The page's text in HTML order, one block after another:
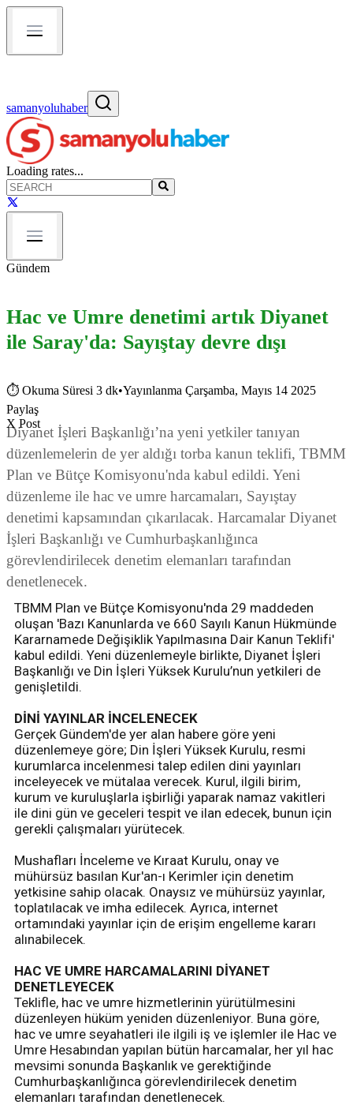
samanyoluhaber
Loading rates...
Gündem
Hac ve Umre denetimi artık Diyanet
ile Saray'da: Sayıştay devre dışı
⏱ Okuma Süresi 3 dk•Yayınlanma Çarşamba, Mayıs 14 2025
Paylaş
X Post
Diyanet İşleri Başkanlığı’na yeni yetkiler tanıyan
düzenlemelerin de yer aldığı torba kanun teklifi, TBMM
Plan ve Bütçe Komisyonu'nda kabul edildi. Yeni
düzenleme ile hac ve umre harcamaları, Sayıştay
denetimi kapsamından çıkarılacak. Harcamalar Diyanet
İşleri Başkanlığı ve Cumhurbaşkanlığınca
görevlendirilecek denetim elemanları tarafından
denetlenecek.
TBMM Plan ve Bütçe Komisyonu'nda 29 maddeden
oluşan 'Bazı Kanunlarda ve 660 Sayılı Kanun Hükmünde
Kararnamede Değişiklik Yapılmasına Dair Kanun Teklifi'
kabul edildi. Yeni düzenlemeyle birlikte, Diyanet İşleri
Başkanlığı ve Din İşleri Yüksek Kurulu’nun yetkileri de
genişletildi.
DİNİ YAYINLAR İNCELENECEK
Gerçek Gündem'de yer alan habere göre yeni
düzenlemeye göre; Din İşleri Yüksek Kurulu, resmi
kurumlarca incelenmesi talep edilen dini yayınları
inceleyecek ve mütalaa verecek. Kurul, ilgili birim,
kurum ve kuruluşlarla işbirliği yaparak namaz vakitleri
ile dini gün ve geceleri tespit ve ilan edecek, bunun için
gerekli çalışmaları yürütecek.
Mushafları İnceleme ve Kıraat Kurulu, onay ve
mühürsüz basılan Kur'an-ı Kerimler için denetim
yetkisine sahip olacak. Onaysız ve mühürsüz yayınlar,
toplatılacak ve imha edilecek. Ayrıca, internet
ortamındaki yayınlar için de erişim engelleme kararı
alınabilecek.
HAC VE UMRE HARCAMALARINI DİYANET
DENETLEYECEK
Teklifle, hac ve umre hizmetlerinin yürütülmesini
düzenleyen hüküm yeniden düzenleniyor. Buna göre,
hac ve umre seyahatleri ile ilgili iş ve işlemler ile Hac ve
Umre Hesabından yapılan bütün harcamalar, her yıl hac
mevsimi sonunda Başkanlık ve gerektiğinde
Cumhurbaşkanlığınca görevlendirilecek denetim
elemanları tarafından denetlenecek.